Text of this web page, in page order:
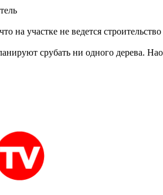
участке не ведется
срубать ни одного дерева.